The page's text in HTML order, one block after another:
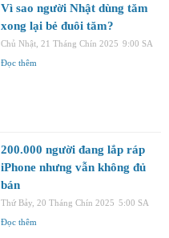
Vì sao người Nhật dùng tăm
xong lại bẻ đuôi tăm?
Chủ Nhật, 21 Tháng Chín 2025 9:00 SA
Đọc thêm
200.000 người đang lắp ráp
iPhone nhưng vẫn không đủ
bán
Thứ Bảy, 20 Tháng Chín 2025 5:00 SA
Đọc thêm